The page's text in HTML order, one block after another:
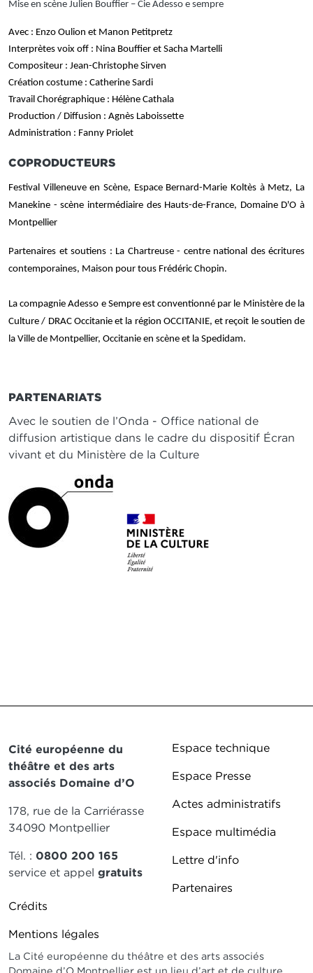
Mise en scène Julien Bouffier – Cie Adesso e sempre
Avec : Enzo Oulion et Manon Petitpretz
Interprètes voix off : Nina Bouffier et Sacha Martelli
Compositeur : Jean-Christophe Sirven
Création costume : Catherine Sardi
Travail Chorégraphique : Hélène Cathala
Production / Diffusion : Agnès Laboissette
Administration : Fanny Priolet
COPRODUCTEURS
Festival Villeneuve en Scène, Espace Bernard-Marie Koltès à Metz, La
Manekine - scène intermédiaire des Hauts-de-France, Domaine D'O à
Montpellier
Partenaires et soutiens : La Chartreuse - centre national des écritures
contemporaines, Maison pour tous Frédéric Chopin.
La compagnie Adesso e Sempre est conventionné par le Ministère de la
Culture / DRAC Occitanie et la région OCCITANIE, et reçoit le soutien de
la Ville de Montpellier, Occitanie en scène et la Spedidam.
PARTENARIATS
Avec le soutien de l’Onda - Office national de
diffusion artistique dans le cadre du dispositif Écran
vivant et du Ministère de la Culture
Cité européenne du
théâtre et des arts
associés Domaine d’O
178, rue de la Carriérasse
34090 Montpellier
Tél. : 0800 200 165
service et appel gratuits
Pied de page DDO 2
Crédits
Mentions légales
Pied de page
Espace technique
Espace Presse
Actes administratifs
Espace multimédia
Lettre d'info
Partenaires
La Cité européenne du théâtre et des arts associés
Domaine d’O Montpellier est un lieu d’art et de culture